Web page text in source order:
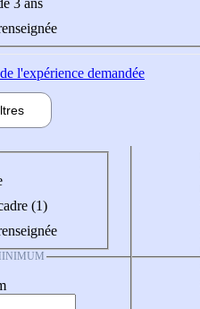
l'expérience demandée
(1)